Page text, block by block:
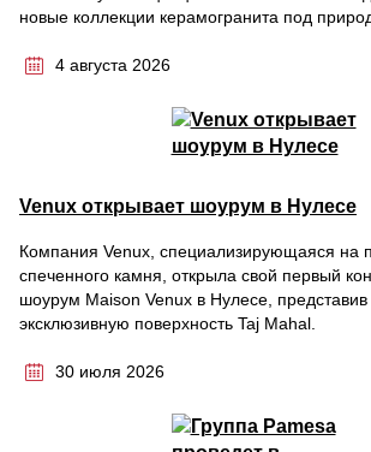
новые коллекции керамогранита под
4 августа 2026
Venux открывает шоурум в Нулесе
Компания Venux, специализирующаяся на
спеченного камня, открыла свой первый
шоурум Maison Venux в Нулесе,
эксклюзивную поверхность Taj Mahal.
30 июля 2026